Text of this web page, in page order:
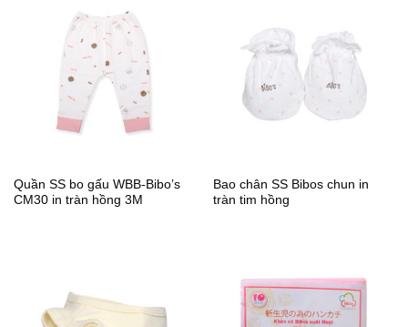
Quần SS bo gấu WBB-Bibo’s
CM30 in tràn hồng 3M
Bao chân SS Bibos chun in
tràn tim hồng